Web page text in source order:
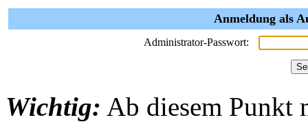
Anmeldung als
Administrator-Passwort:
Wichtig: Ab diesem Punkt